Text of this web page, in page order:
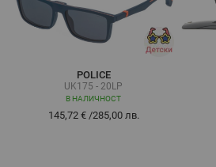
POLICE
UK175 - 20LP
В НАЛИЧНОСТ
145,72 €/285,00 лв.